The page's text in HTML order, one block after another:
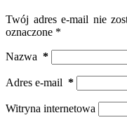
Twój adres e-mail nie
oznaczone *
Nazwa *
Adres e-mail *
Witryna internetowa